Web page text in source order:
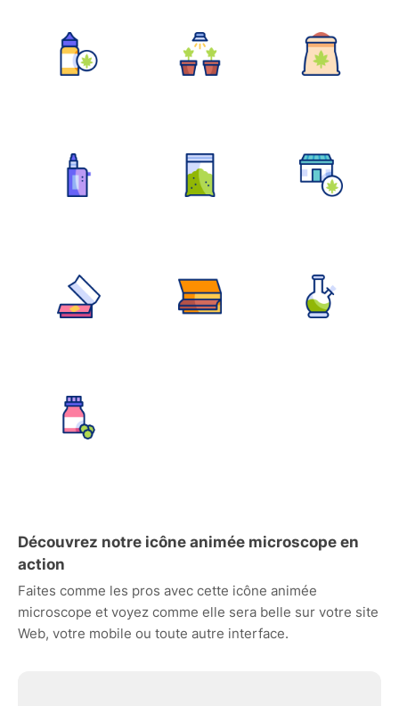
Découvrez notre icône animée microscope en
action
Faites comme les pros avec cette icône animée
microscope et voyez comme elle sera belle sur votre site
Web, votre mobile ou toute autre interface.